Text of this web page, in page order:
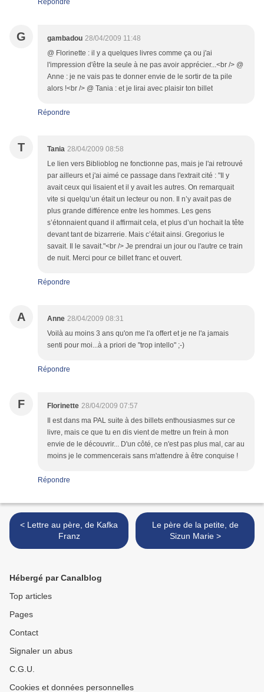
Répondre
G gambadou 28/04/2009 11:48
@ Florinette : il y a quelques livres comme ça ou j'ai
l'impression d'être la seule à ne pas avoir apprécier...<br /> @
Anne : je ne vais pas te donner envie de le sortir de ta pile
alors !<br /> @ Tania : et je lirai avec plaisir ton billet
Répondre
T Tania 28/04/2009 08:58
Le lien vers Biblioblog ne fonctionne pas, mais je l'ai retrouvé
par ailleurs et j'ai aimé ce passage dans l'extrait cité : "Il y
avait ceux qui lisaient et il y avait les autres. On remarquait
vite si quelqu’un était un lecteur ou non. Il n’y avait pas de
plus grande différence entre les hommes. Les gens
s’étonnaient quand il affirmait cela, et plus d’un hochait la tête
devant tant de bizarrerie. Mais c’était ainsi. Gregorius le
savait. Il le savait."<br /> Je prendrai un jour ou l'autre ce train
de nuit. Merci pour ce billet franc et ouvert.
Répondre
A Anne 28/04/2009 08:31
Voilà au moins 3 ans qu'on me l'a offert et je ne l'a jamais
senti pour moi...à a priori de "trop intello" ;-)
Répondre
F Florinette 28/04/2009 07:57
Il est dans ma PAL suite à des billets enthousiasmes sur ce
livre, mais ce que tu en dis vient de mettre un frein à mon
envie de le découvrir... D'un côté, ce n'est pas plus mal, car au
moins je le commencerais sans m'attendre à être conquise !
Répondre
< Lettre au père, de Kafka
Franz
Le père de la petite, de
Sizun Marie >
Hébergé par Canalblog
Top articles
Pages
Contact
Signaler un abus
C.G.U.
Cookies et données personnelles